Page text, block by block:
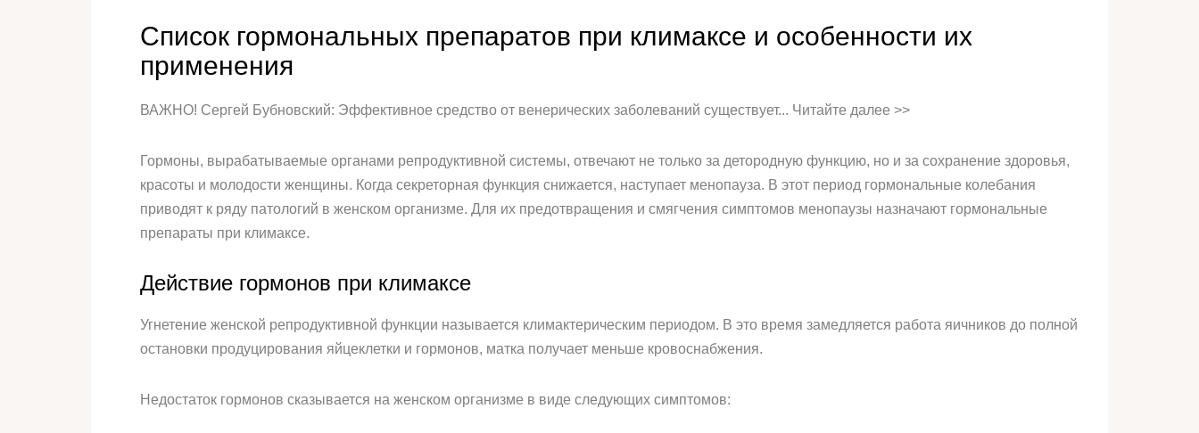
Список гормональных препаратов при климаксе и особенности их
применения
ВАЖНО! Сергей Бубновский: Эффективное средство от венерических заболеваний существует... Читайте далее >>
Гормоны, вырабатываемые органами репродуктивной системы, отвечают не только за детородную функцию, но и за сохранение здоровья,
красоты и молодости женщины. Когда секреторная функция снижается, наступает менопауза. В этот период гормональные колебания
приводят к ряду патологий в женском организме. Для их предотвращения и смягчения симптомов менопаузы назначают гормональные
препараты при климаксе.
Действие гормонов при климаксе
Угнетение женской репродуктивной функции называется климактерическим периодом. В это время замедляется работа яичников до полной
остановки продуцирования яйцеклетки и гормонов, матка получает меньше кровоснабжения.
Недостаток гормонов сказывается на женском организме в виде следующих симптомов: